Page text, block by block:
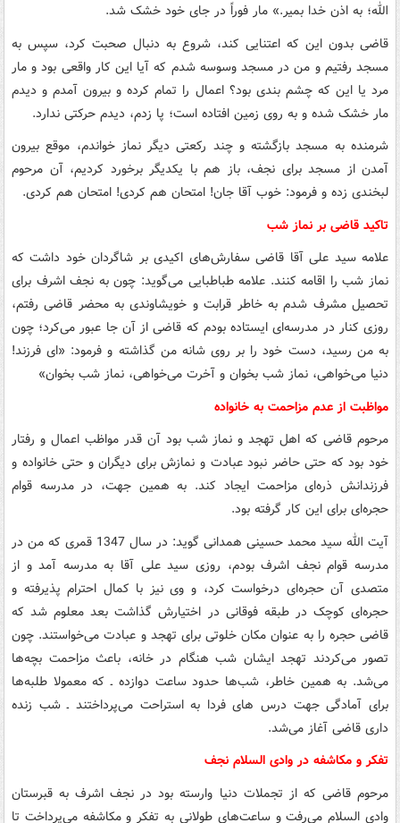
الله؛ به اذن خدا بمیر.­» مار فوراً در جای خود خشک شد.
قاضی بدون این که اعتنایی کند، شروع به دنبال صحبت کرد، سپس به
مسجد رفتیم و من در مسجد وسوسه شدم که آیا این کار واقعی بود و مار
مرد یا این که چشم بندی بود؟ اعمال را تمام کرده و بیرون آمدم و دیدم
مار خشک شده و به روی زمین افتاده است؛ پا زدم، دیدم حرکتی ندارد.
شرمنده به مسجد بازگشته و چند رکعتی دیگر نماز خواندم، موقع بیرون
آمدن از مسجد برای نجف، باز هم با یکدیگر برخورد کردیم، آن مرحوم
لبخندی زده و فرمود: خوب آقا جان! امتحان هم کردی! امتحان هم کردی.
تاکید قاضی بر نماز شب
علامه سید علی آقا قاضی سفارش‌های اکیدی بر شاگردان خود داشت که
نماز شب را اقامه کنند. علامه طباطبایی می‌گوید: چون به نجف اشرف برای
تحصیل مشرف شدم به خاطر قرابت و خویشاوندی به محضر قاضی رفتم،
روزی کنار در مدرسه‌ای ایستاده بودم که قاضی از آن جا عبور می‌کرد؛ چون
به من رسید، دست خود را بر روی شانه من گذاشته و فرمود: «ای فرزند!
دنیا می‌خواهی، نماز شب بخوان و آخرت می‌خواهی، نماز شب بخوان»
مواظبت از عدم مزاحمت به خانواده
مرحوم قاضی که اهل تهجد و نماز شب بود آن قدر مواظب اعمال و رفتار
خود بود که حتی حاضر نبود عبادت و نمازش برای دیگران و حتی خانواده و
فرزندانش ذره‌‌ای مزاحمت ایجاد کند. به همین جهت، در مدرسه قوام
حجره‌ای برای این کار گرفته بود.
آیت الله سید محمد حسینی همدانی گوید: در سال 1347 قمری که من در
مدرسه قوام نجف اشرف بودم، روزی سید علی آقا به مدرسه آمد و از
متصدی آن حجره‌ای درخواست کرد، و وی نیز با کمال احترام پذیرفته و
حجره‌ای کوچک در طبقه فوقانی در اختیارش گذاشت بعد معلوم شد که
قاضی حجره را به عنوان مکان خلوتی برای تهجد و عبادت می‌خواستند. چون
تصور می‌کردند تهجد ایشان شب هنگام در خانه، باعث مزاحمت بچه‌ها
می‌شد. به همین خاطر، شب‌ها حدود ساعت دوازده ـ که معمولا طلبه‌ها
برای آمادگی جهت درس های فردا به استراحت می‌پرداختند ـ شب زنده
داری قاضی آغاز می‌شد.
تفکر و مکاشفه در وادی السلام نجف
مرحوم قاضی که از تجملات دنیا وارسته بود در نجف اشرف به قبرستان
وادی السلام می‌رفت و ساعت‌های طولانی به تفکر و مکاشفه می‌پرداخت تا